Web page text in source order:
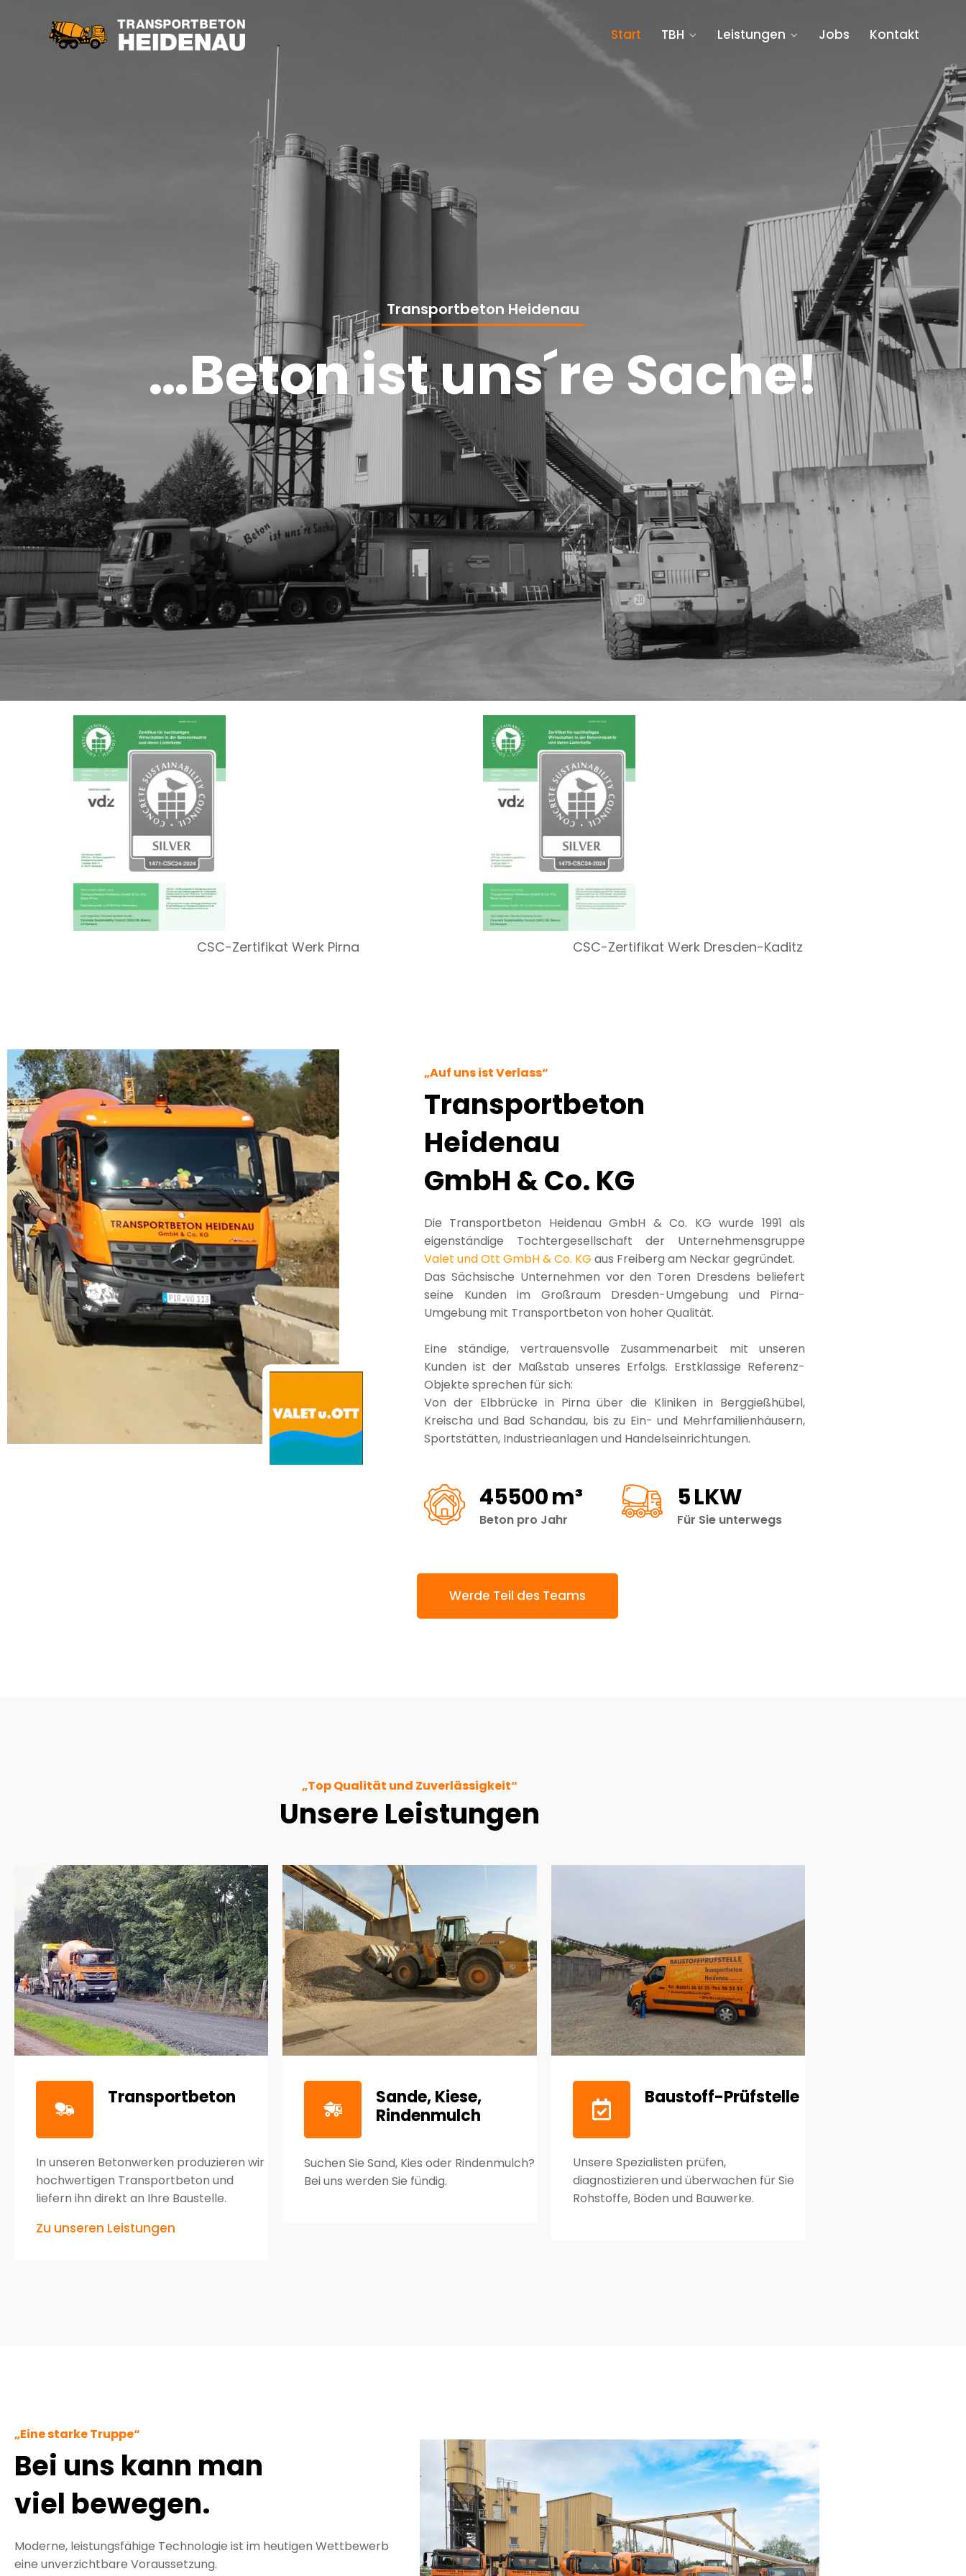
Start TBH Leistungen Jobs Kontakt
Transportbeton Heidenau
…Beton ist uns´re Sache!
CSC-Zertifikat Werk Pirna CSC-Zertifikat Werk Dresden-Kaditz
„Auf uns ist Verlass“
Transportbeton
Heidenau
GmbH & Co. KG
Die Transportbeton Heidenau GmbH & Co. KG wurde 1991 als
eigenständige Tochtergesellschaft der Unternehmensgruppe
Valet und Ott GmbH & Co. KG aus Freiberg am Neckar gegründet.
Das Sächsische Unternehmen vor den Toren Dresdens beliefert
seine Kunden im Großraum Dresden-Umgebung und Pirna-
Umgebung mit Transportbeton von hoher Qualität.
Eine ständige, vertrauensvolle Zusammenarbeit mit unseren
Kunden ist der Maßstab unseres Erfolgs. Erstklassige Referenz-
Objekte sprechen für sich:
Von der Elbbrücke in Pirna über die Kliniken in Berggießhübel,
Kreischa und Bad Schandau, bis zu Ein- und Mehrfamilienhäusern,
Sportstätten, Industrieanlagen und Handelseinrichtungen.
71500m³
Beton pro Jahr
7 LKW
Für Sie unterwegs
Werde Teil des Teams
„Top Qualität und Zuverlässigkeit“
Unsere Leistungen
Transportbeton
In unseren Betonwerken produzieren wir
hochwertigen Transportbeton und
liefern ihn direkt an Ihre Baustelle.
Zu unseren Leistungen
Sande, Kiese,
Rindenmulch
Suchen Sie Sand, Kies oder Rindenmulch?
Bei uns werden Sie fündig.
Baustoff-Prüfstelle
Unsere Spezialisten prüfen,
diagnostizieren und überwachen für Sie
Rohstoffe, Böden und Bauwerke.
„Eine starke Truppe“
Bei uns kann man
viel bewegen.
Moderne, leistungsfähige Technologie ist im heutigen Wettbewerb
eine unverzichtbare Voraussetzung.